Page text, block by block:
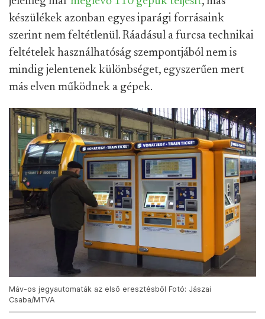
készülékek azonban egyes iparági forrásaink
szerint nem feltétlenül. Ráadásul a furcsa technikai
feltételek használhatóság szempontjából nem is
mindig jelentenek különbséget, egyszerűen mert
más elven működnek a gépek.
Máv-os jegyautomaták az első eresztésből Fotó: Jászai
Csaba/MTVA